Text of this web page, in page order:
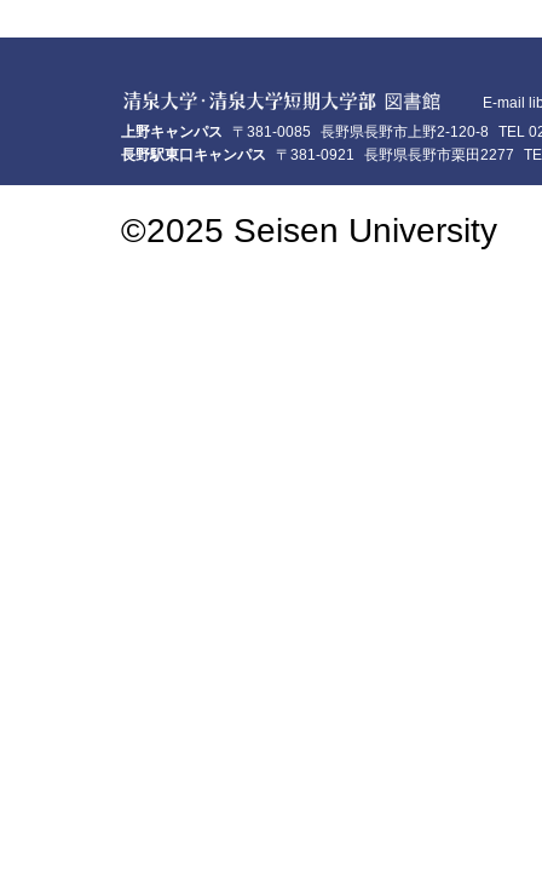
E-mail
上野キャンパス
〒381-0085 長野県長野市上野2-120-8
TEL
長野駅東口キャンパス
〒381-0921 長野県長野市栗田2277
©2025 Seisen University